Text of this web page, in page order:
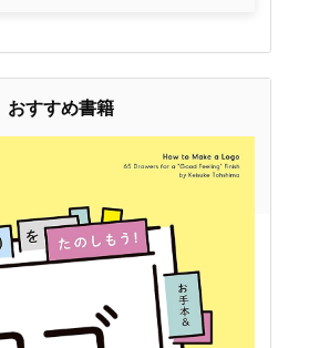
おすすめ書籍